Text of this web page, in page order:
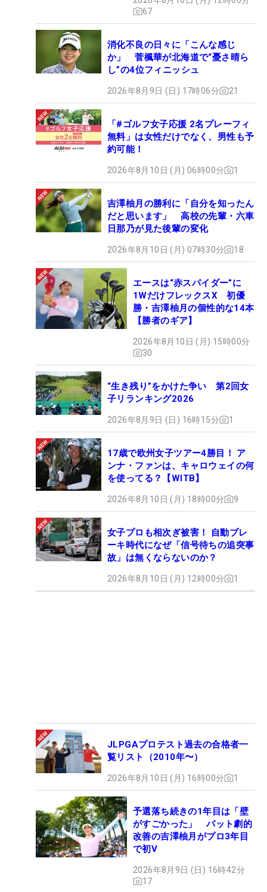
67
消化不良の日々に「こんな感じ
か」 菅楓華が北海道で“憂さ晴ら
し”の4位フィニッシュ
2026年8月9日 (日) 17時06分 21
「#ゴルフ女子応援 2名プレーフィ
無料」は女性だけでなく、男性も予
約可能！
2026年8月10日 (月) 06時00分 1
吉澤柚月の勝利に「自分を知ったん
だと思います」 高校の先輩・六車
日那乃が見た後輩の変化
2026年8月10日 (月) 07時30分 18
エースは“赤スパイダー”に
1WだけフレックスX 初優
勝・吉澤柚月の個性的な14本
【勝者のギア】
2026年8月10日 (月) 15時00分
30
“生き残り”をかけた争い 第2回女
子リランキング2026
2026年8月9日 (日) 16時15分 1
17歳で欧州女子ツアー4勝目！ ア
ンナ・ファンは、キャロウェイの何
を使ってる？【WITB】
2026年8月10日 (月) 18時00分 9
女子プロも相次ぎ被害！ 自動ブレ
ーキ時代になぜ「信号待ちの追突事
故」は無くならないのか？
2026年8月10日 (月) 12時00分 1
JLPGAプロテスト過去の合格者一
覧リスト（2010年〜）
2026年8月10日 (月) 16時00分 1
予選落ち続きの1年目は「壁
がすごかった」 パット劇的
改善の吉澤柚月がプロ3年目
で初V
2026年8月9日 (日) 16時42分
17